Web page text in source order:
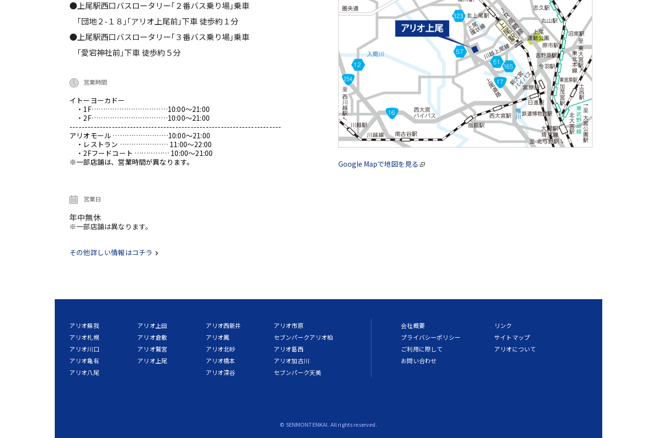
●上尾駅西口バスロータリー｢２番バス乗り場｣乗車
｢団地２-１８｣｢アリオ上尾前｣下車 徒歩約１分
●上尾駅西口バスロータリー｢３番バス乗り場｣乗車
｢愛宕神社前｣下車 徒歩約５分
営業時間
イトーヨーカドー
・1F……………………………10:00～21:00
・2F……………………………10:00～21:00
----------------------------------------------------------------------
アリオモール ……………………10:00～21:00
・レストラン ………………… 11:00～22:00
・2Fフードコート …………… 10:00～21:00
※一部店舗は、営業時間が異なります。
営業日
年中無休
※一部店舗は異なります。
その他詳しい情報はコチラ
Google Mapで地図を見る
アリオ蘇我
アリオ札幌
アリオ川口
アリオ亀有
アリオ八尾
アリオ上田
アリオ倉敷
アリオ鷲宮
アリオ上尾
アリオ西新井
アリオ鳳
アリオ北砂
アリオ橋本
アリオ深谷
アリオ市原
セブンパークアリオ柏
アリオ葛西
アリオ加古川
セブンパーク天美
会社概要
プライバシーポリシー
ご利用に際して
お問い合わせ
リンク
サイトマップ
アリオについて
© SENMONTENKAI. All rights reserved.